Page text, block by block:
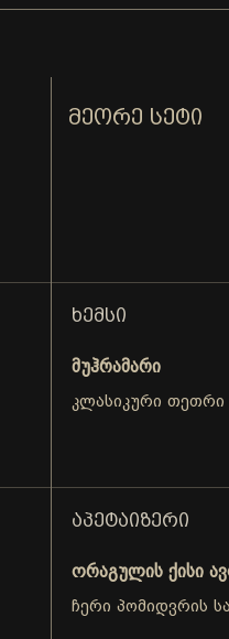
ᲛᲔᲝᲠᲔ ᲡᲔᲢᲘ
ᲮᲔᲛᲡᲘ
მუჰრამარი
კლასიკური თეთრი
ᲐᲞᲔᲢᲐᲘᲖᲔᲠᲘ
ორაგულის ქისი
ჩერი პომიდვრის